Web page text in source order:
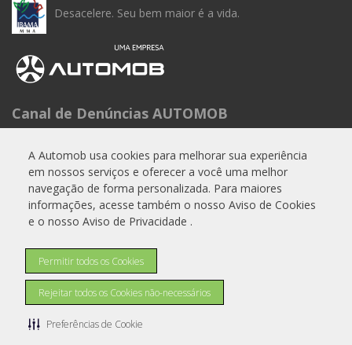
A Automob usa cookies para melhorar sua experiência
em nossos serviços e oferecer a você uma melhor
navegação de forma personalizada. Para maiores
informações, acesse também o nosso Aviso de Cookies
e o nosso Aviso de Privacidade .
Permitir todos os Cookies
Rejeitar todos os Cookies não-necessários
Preferências de Cookie
Desacelere. Seu bem maior é a vida.
Canal de Denúncias AUTOMOB
Telefone: 0800 288 6662
E-mail:experiencia.cliente@automob.com.br
AutoForce - Todos os direitos reservados.
Como a A.R Motors trata os Dados Pessoais (LGPD)
Aviso de Privacidade